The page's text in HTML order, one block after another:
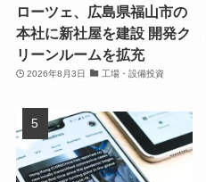
ローツェ、広島県福山市の
本社に新社屋を建設 開発ク
リーンルームを拡充
2026年8月3日 工場・設備投資